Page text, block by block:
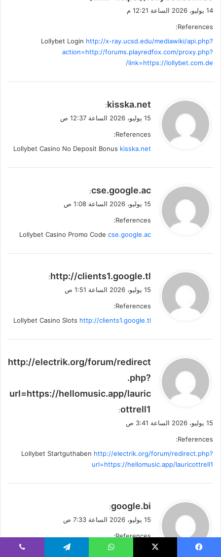
14 يوليو، 2026 الساعة 12:21 م
References:
Lollybet Login http://x-ray.ucsd.edu/mediawiki/api.php?
action=http://forums.playredfox.com/proxy.php?
link=https://lollybet.com.de/
ي
ق
ل
kisska.net
:
15 يوليو، 2026 الساعة 12:37 ص
References:
Lollybet Casino No Deposit Bonus kisska.net
ي
ق
ل
cse.google.ac
:
15 يوليو، 2026 الساعة 1:08 ص
References:
Lollybet Casino Promo Code cse.google.ac
ي
ق
ل
http://clients1.google.tl
:
15 يوليو، 2026 الساعة 1:51 ص
References:
Lollybet Casino Slots http://clients1.google.tl
ي
و
ل
http://electrik.org/forum/redirect
.php?
url=https://hellomusic.app/lauric
ottrell1
:
15 يوليو، 2026 الساعة 3:41 ص
References:
Lollybet Startguthaben http://electrik.org/forum/redirect.php?
url=https://hellomusic.app/lauricottrell1
ي
ق
ل
google.bi
:
15 يوليو، 2026 الساعة 7:33 ص
References:
Lollybet Casino Seriös